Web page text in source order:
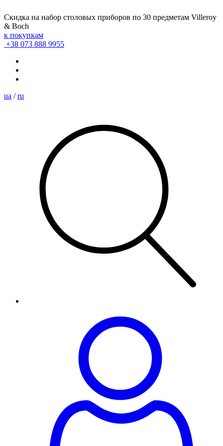
Скидка на набор столовых приборов по 30 предметам Villeroy
& Boch
к покупкам
+38 073 888 9955
ua / ru